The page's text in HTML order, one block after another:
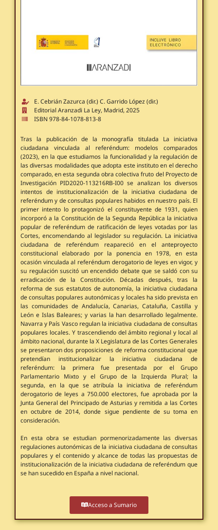
E. Cebrián Zazurca (dir.) C. Garrido López (dir.)
Editorial Aranzadi La Ley, Madrid, 2025
ISBN 978-84-1078-813-8
Tras la publicación de la monografía titulada La iniciativa
ciudadana vinculada al referéndum: modelos comparados
(2023), en la que estudiamos la funcionalidad y la regulación de
las diversas modalidades que adopta este instituto en el derecho
comparado, en esta segunda obra colectiva fruto del Proyecto de
Investigación PID2020-113216RB-I00 se analizan los diversos
intentos de institucionalización de la iniciativa ciudadana de
referéndum y de consultas populares habidos en nuestro país. El
primer intento lo protagonizó el constituyente de 1931, quien
incorporó a la Constitución de la Segunda República la iniciativa
popular de referéndum de ratificación de leyes votadas por las
Cortes, encomendando al legislador su regulación. La iniciativa
ciudadana de referéndum reapareció en el anteproyecto
constitucional elaborado por la ponencia en 1978, en esta
ocasión vinculada al referéndum derogatorio de leyes en vigor, y
su regulación suscitó un encendido debate que se saldó con su
erradicación de la Constitución. Décadas después, tras la
reforma de sus estatutos de autonomía, la iniciativa ciudadana
de consultas populares autonómicas y locales ha sido prevista en
las comunidades de Andalucía, Canarias, Cataluña, Castilla y
León e Islas Baleares; y varias la han desarrollado legalmente.
Navarra y País Vasco regulan la iniciativa ciudadana de consultas
populares locales. Y trascendiendo del ámbito regional y local al
ámbito nacional, durante la X Legislatura de las Cortes Generales
se presentaron dos proposiciones de reforma constitucional que
pretendían institucionalizar la iniciativa ciudadana de
referéndum: la primera fue presentada por el Grupo
Parlamentario Mixto y el Grupo de la Izquierda Plural; la
segunda, en la que se atribuía la iniciativa de referéndum
derogatorio de leyes a 750.000 electores, fue aprobada por la
Junta General del Principado de Asturias y remitida a las Cortes
en octubre de 2014, donde sigue pendiente de su toma en
consideración.
En esta obra se estudian pormenorizadamente las diversas
regulaciones autonómicas de la iniciativa ciudadana de consultas
populares y el contenido y alcance de todas las propuestas de
institucionalización de la iniciativa ciudadana de referéndum que
se han sucedido en España a nivel nacional.
Acceso a Sumario